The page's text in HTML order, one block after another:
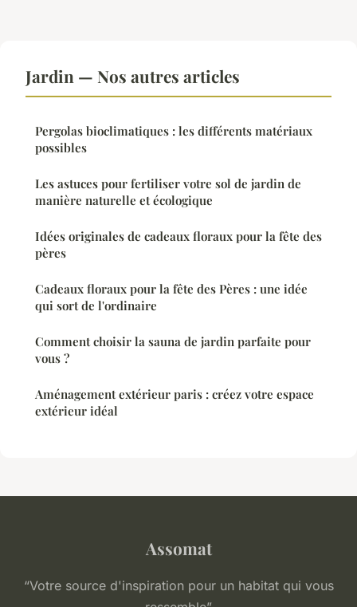
Jardin — Nos autres articles
Pergolas bioclimatiques : les différents matériaux
possibles
Les astuces pour fertiliser votre sol de jardin de
manière naturelle et écologique
Idées originales de cadeaux floraux pour la fête des
pères
Cadeaux floraux pour la fête des Pères : une idée
qui sort de l'ordinaire
Comment choisir la sauna de jardin parfaite pour
vous ?
Aménagement extérieur paris : créez votre espace
extérieur idéal
Assomat
“Votre source d'inspiration pour un habitat qui vous